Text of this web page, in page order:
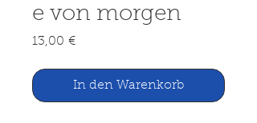
e von morgen
13,00 €Preis
In den Warenkorb